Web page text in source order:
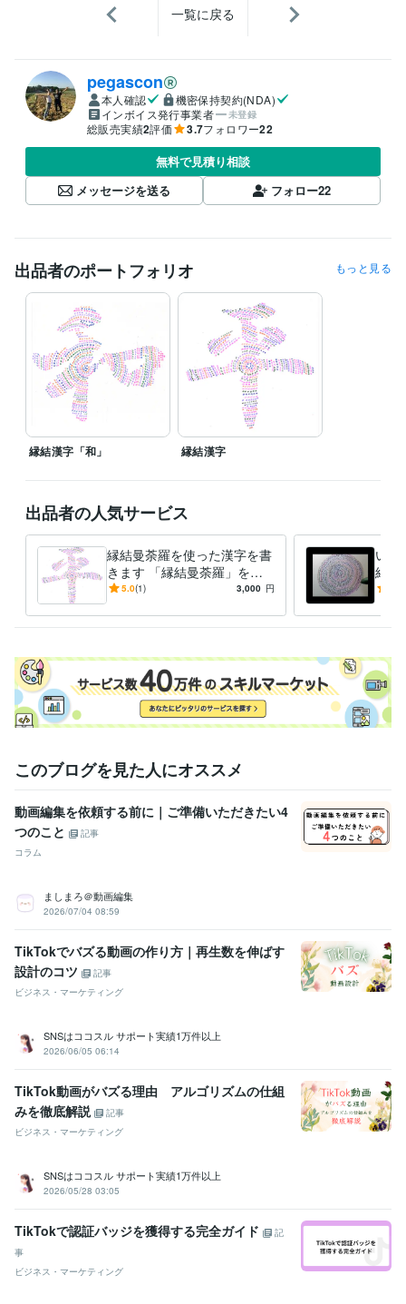
一覧に戻る
pegascon
本人確認
機密保持契約(NDA)
インボイス発行事業者
未登録
総販売実績2評価 3.7フォロワー22
無料で見積り相談
メッセージを送る
フォロー22
出品者のポートフォリオ もっと見る
縁結漢字「和」 縁結漢字
出品者の人気サービス
縁結曼荼羅を使った漢字を書
きます 「縁結曼荼羅」を使
って、あなた独自の漢字を書
5.0(1) 3,000 円
いい
結曼
一点
このブログを見た人にオススメ
動画編集を依頼する前に｜ご準備いただきたい4
つのこと
記事
コラム
ましまろ＠動画編集
2026/07/04 08:59
TikTokでバズる動画の作り方｜再生数を伸ばす
設計のコツ
記事
ビジネス・マーケティング
SNSはココスル サポート実績1万件以上
2026/06/05 06:14
TikTok動画がバズる理由 アルゴリズムの仕組
みを徹底解説
記事
ビジネス・マーケティング
SNSはココスル サポート実績1万件以上
2026/05/28 03:05
TikTokで認証バッジを獲得する完全ガイド
記
事
ビジネス・マーケティング